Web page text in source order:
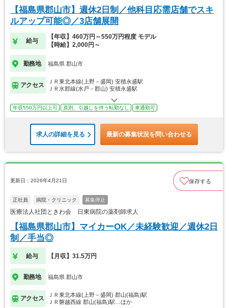
【福島県郡山市】週休2日制／他科目応需店舗でスキ
ルアップ可能◎／3店舗展開
給与
【年収】460万円～550万円程度 モデル
【時給】2,000円～
勤務地 福島県 郡山市
アクセス
ＪＲ東北本線(上野－盛岡) 安積永盛駅
ＪＲ水郡線(水戸－郡山) 安積永盛駅
年収550万円以上可 原則、引越しを伴う転勤なし 車通勤可
求人の詳細を見る 最新の募集状況を問い合わせる
更新日：2026年4月21日 保存する
正社員 病院・クリニック 募集停止
医療法人社団ときわ会 日東病院の薬剤師求人
【福島県郡山市】マイカーOK／未経験歓迎／週休2日
制／手当◎
給与 【月収】31.5万円
勤務地 福島県 郡山市
アクセス
ＪＲ東北本線(上野－盛岡) 郡山(福島)駅
ＪＲ磐越西線 郡山(福島)駅…ほか